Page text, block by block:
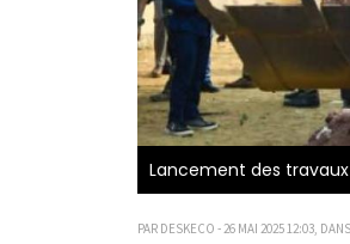
Lancement des
PAR DESKECO - 26 MAI 2025 12:03, DANS